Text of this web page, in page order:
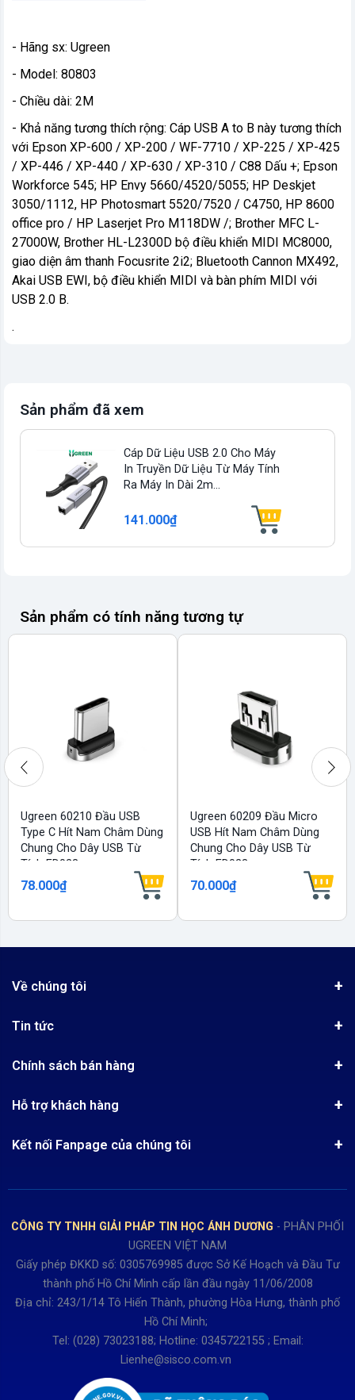
- Hãng sx: Ugreen
- Model: 80803
- Chiều dài: 2M
- Khả năng tương thích rộng: Cáp USB A to B này tương thích
với Epson XP-600 / XP-200 / WF-7710 / XP-225 / XP-425
/ XP-446 / XP-440 / XP-630 / XP-310 / C88 Dấu +; Epson
Workforce 545; HP Envy 5660/4520/5055; HP Deskjet
3050/1112, HP Photosmart 5520/7520 / C4750, HP 8600
office pro / HP Laserjet Pro M118DW /; Brother MFC L-
27000W, Brother HL-L2300D bộ điều khiển MIDI MC8000,
giao diện âm thanh Focusrite 2i2; Bluetooth Cannon MX492,
Akai USB EWI, bộ điều khiển MIDI và bàn phím MIDI với
USB 2.0 B.
.
Sản phẩm đã xem
Cáp Dữ Liệu USB 2.0 Cho Máy
In Truyền Dữ Liệu Từ Máy Tính
Ra Máy In Dài 2m...
141.000₫
Sản phẩm có tính năng tương tự
Ugreen 60210 Đầu USB
Type C Hít Nam Châm Dùng
Chung Cho Dây USB Từ
Tính ED023
78.000₫
Ugreen 60209 Đầu Micro
USB Hít Nam Châm Dùng
Chung Cho Dây USB Từ
Tính ED023
70.000₫
Về chúng tôi
Quy chế hoạt động
Tra cứu đơn hàng
Tin tức
Công nghệ - Sản phẩm mới
Review sản phẩm
Chính sách bán hàng
Chính sách Hủy, Đổi, Trả hàng
Hướng dẫn đăng ký tài khoản
Hỗ trợ khách hàng
Điện thoai: (028)73023188
Thời gian làm việc từ Thứ 2- Thứ 7
Buổi chiều từ 13h15 đến 17h30
Thứ 7 làm đến 15h30 chiều.
Kết nối Fanpage của chúng tôi
CÔNG TY TNHH GIẢI PHÁP TIN HỌC ÁNH DƯƠNG - PHÂN PHỐI
UGREEN VIỆT NAM
Giấy phép ĐKKD số: 0305769985 được Sở Kế Hoạch và Đầu Tư
thành phố Hồ Chí Minh cấp lần đầu ngày 11/06/2008
Địa chỉ: 243/1/14 Tô Hiến Thành, phường Hòa Hưng, thành phố
Hồ Chí Minh;
Tel: (028) 73023188; Hotline: 0345722155 ; Email:
Lienhe@sisco.com.vn